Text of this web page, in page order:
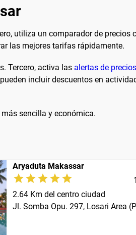
utiliza un comparador de precios
las mejores tarifas rápidamente.
Tercero, activa las alertas de precios
incluir descuentos en
sencilla y económica.
Aryaduta Makassar
2.64 Km del centro ciudad
Jl. Somba Opu. 297, Losari Area